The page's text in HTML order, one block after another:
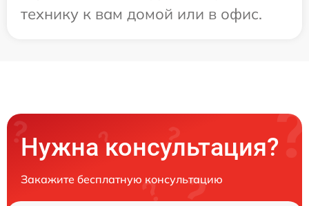
технику к вам домой или в офис.
Нужна консультация?
Закажите бесплатную консультацию